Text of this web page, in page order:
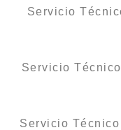
Servicio
Servicio
Servicio